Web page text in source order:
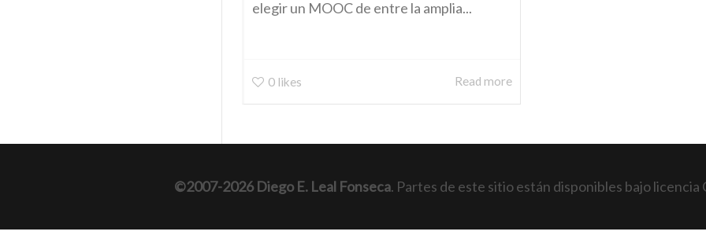
elegir un MOOC de entre la amplia...
0 likes Read more
©2007-2026 Diego E. Leal Fonseca. Partes de este sitio están disponibles bajo licencia